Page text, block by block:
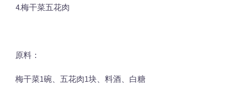
4.梅干菜五花肉
原料：
梅干菜1碗、五花肉1块、料酒、白糖